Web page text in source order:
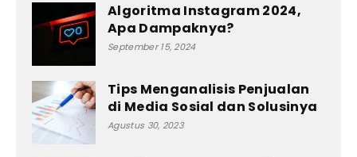
Algoritma Instagram 2024,
Apa Dampaknya?
September 15, 2024
Tips Menganalisis Penjualan
di Media Sosial dan Solusinya
Agustus 30, 2023